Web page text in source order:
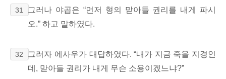
31
그러나 야곱은 “먼저 형의 맏아들 권리를 내게 파시
오.” 하고 말하였다.
32
그러자 에사우가 대답하였다. “내가 지금 죽을 지경인
데, 맏아들 권리가 내게 무슨 소용이겠느냐?”